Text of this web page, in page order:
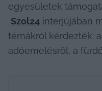
egyesületek
Szol24 interjújában
témákról kérdezték:
adóemelésről, a